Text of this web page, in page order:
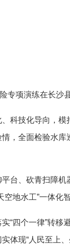
项演练在长沙县
技化导向，模
，全面检验水
、砍青扫障机
地水工”一体化
个一律”转移
体现“人民至上、